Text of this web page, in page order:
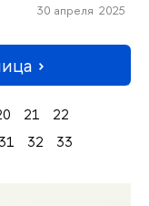
30 апреля 2025
21
22
31 32
33